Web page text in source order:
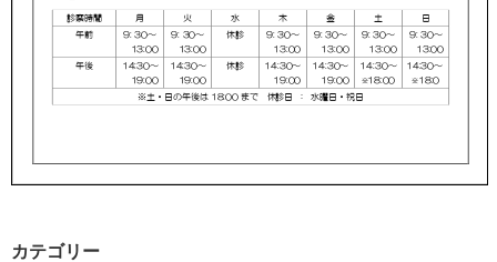
カテゴリー